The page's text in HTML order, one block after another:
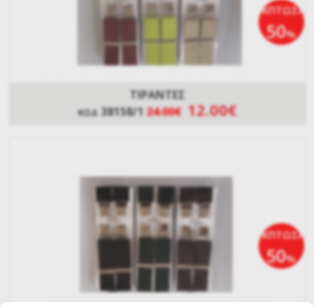
ΕΚΠΤΩΣΗ
50%
ΤΙΡΑΝΤΕΣ
ΚΩΔ 38158/124.00€ 12.00€
ΕΚΠΤΩΣΗ
50%